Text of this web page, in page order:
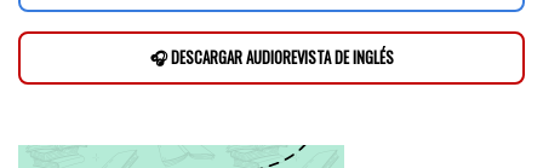
🎧 DESCARGAR AUDIOREVISTA DE INGLÉS